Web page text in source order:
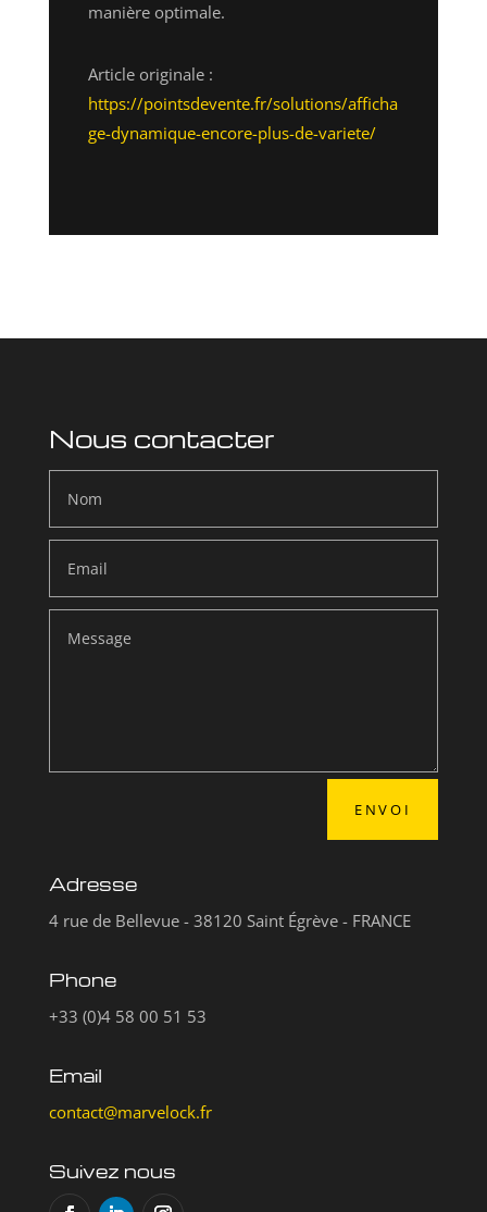
manière optimale.
Article originale :
https://pointsdevente.fr/solutions/afficha
ge-dynamique-encore-plus-de-variete/
Nous contacter
ENVOI
Adresse
4 rue de Bellevue - 38120 Saint Égrève - FRANCE
Phone
+33 (0)4 58 00 51 53
Email
contact@marvelock.fr
Suivez nous